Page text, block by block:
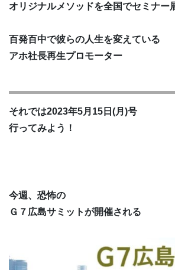
オリジナルメソッドを全国でセミナー
百発百中で彼らの人生を変えている
アホ社長再生プロモーター
それでは2023年5月15日(月)号
行ってみよう！
今週、恐怖の
Ｇ７広島サミットが開催される